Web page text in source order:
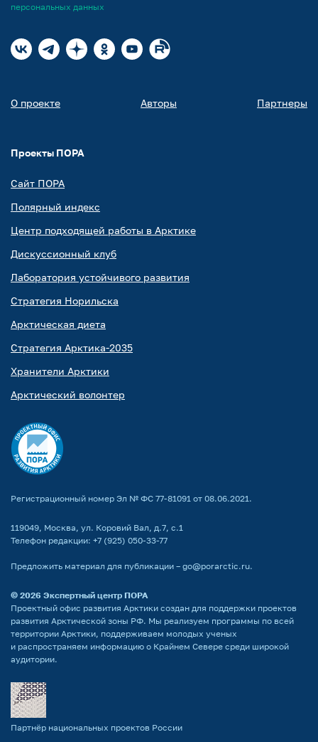
персональных данных
О проекте Авторы Партнеры
Проекты ПОРА
Сайт ПОРА
Полярный индекс
Центр подходящей работы в Арктике
Дискуссионный клуб
Лаборатория устойчивого развития
Стратегия Норильска
Арктическая диета
Стратегия Арктика-2035
Хранители Арктики
Арктический волонтер
Регистрационный номер Эл № ФС 77-81091 от 08.06.2021.
119049, Москва, ул. Коровий Вал, д.7, с.1
Телефон редакции: +7 (925) 050-33-77
Предложить материал для публикации – go@porarctic.ru.
© 2026 Экспертный центр ПОРА
Проектный офис развития Арктики создан для поддержки проектов
развития Арктической зоны РФ. Мы реализуем программы по всей
территории Арктики, поддерживаем молодых ученых
и распространяем информацию о Крайнем Севере среди широкой
аудитории.
Партнёр национальных проектов России